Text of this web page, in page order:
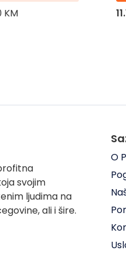
svojim
ljudima na
ali i šire.
O